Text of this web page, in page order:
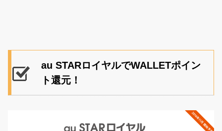
au STARロイヤルでWALLETポイン
ト還元！